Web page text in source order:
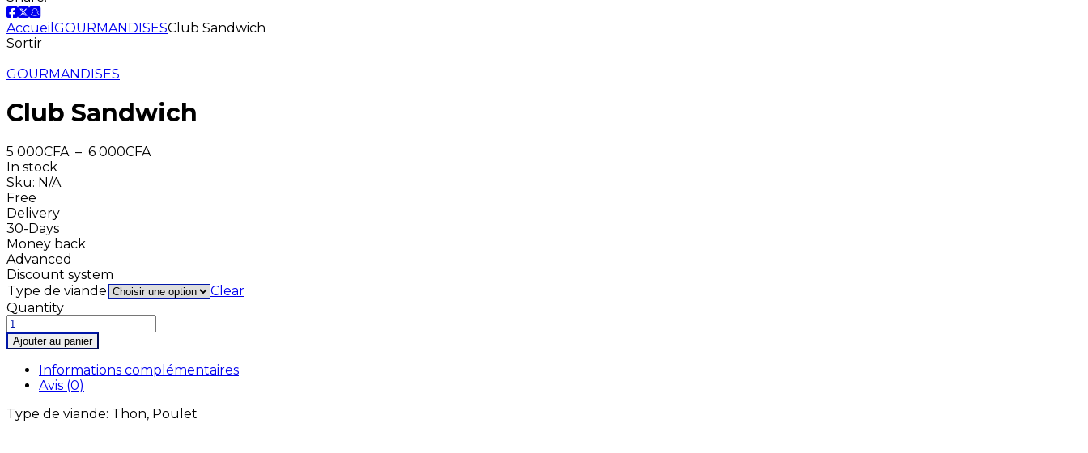
Accueil GOURMANDISESClub Sandwich
Sortir
GOURMANDISES
Club Sandwich
5 000CFA – 6 000CFA
In stock
Sku: N/A
Free
Delivery
30-Days
Money back
Advanced
Discount system
Type de viande
Clear
Quantity
Ajouter au panier
Informations complémentaires
Avis (0)
Type de viande: Thon, Poulet